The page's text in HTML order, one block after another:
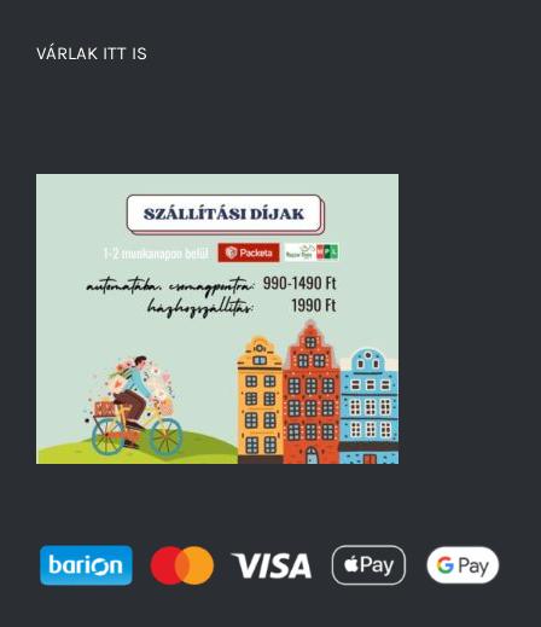
VÁRLAK ITT IS